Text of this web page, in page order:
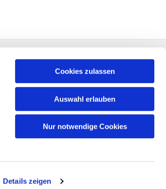
Details zeigen
Cookies zulassen
Auswahl erlauben
Nur notwendige Cookies